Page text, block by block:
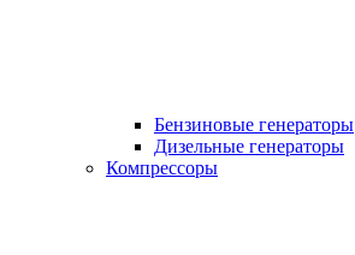
Бензиновые генераторы
Дизельные генераторы
Компрессоры